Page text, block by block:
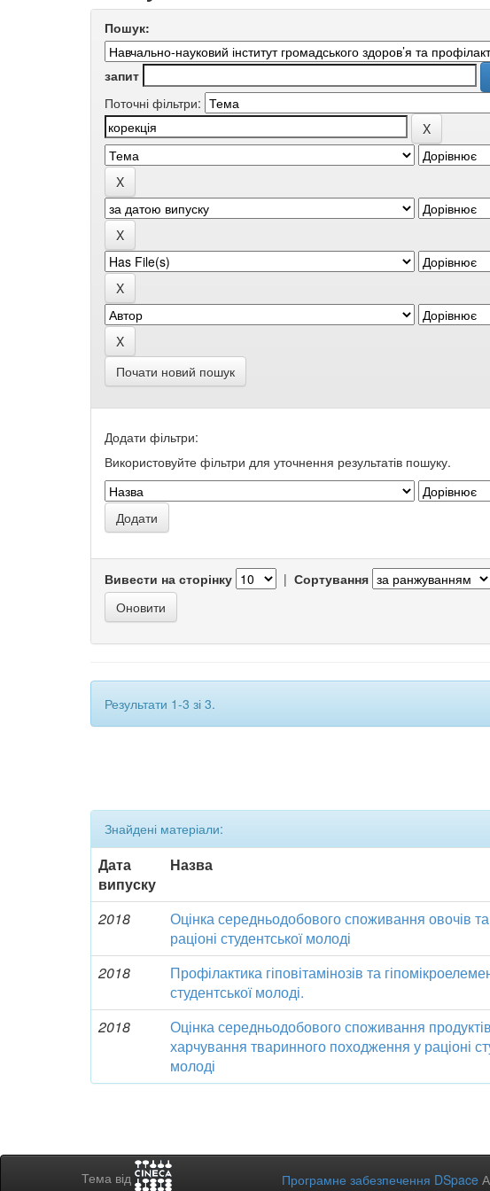
Пошук:
запит
Поточні фільтри:
Почати новий пошук
Додати фільтри:
Використовуйте фільтри для уточнення результатів пошуку.
Вивести на сторінку | Сортування
Результати 1-3 зі 3.
Знайдені матеріали:
Дата
випуску
Назва
2018
Оцінка середньодобового споживання овочів
раціоні студентської молоді
2018
Профілактика гіповітамінозів та
студентської молоді.
2018
Оцінка середньодобового споживання продуктів
харчування тваринного походження у раціоні
молоді
Тема від Програмне забезпечення DSpace